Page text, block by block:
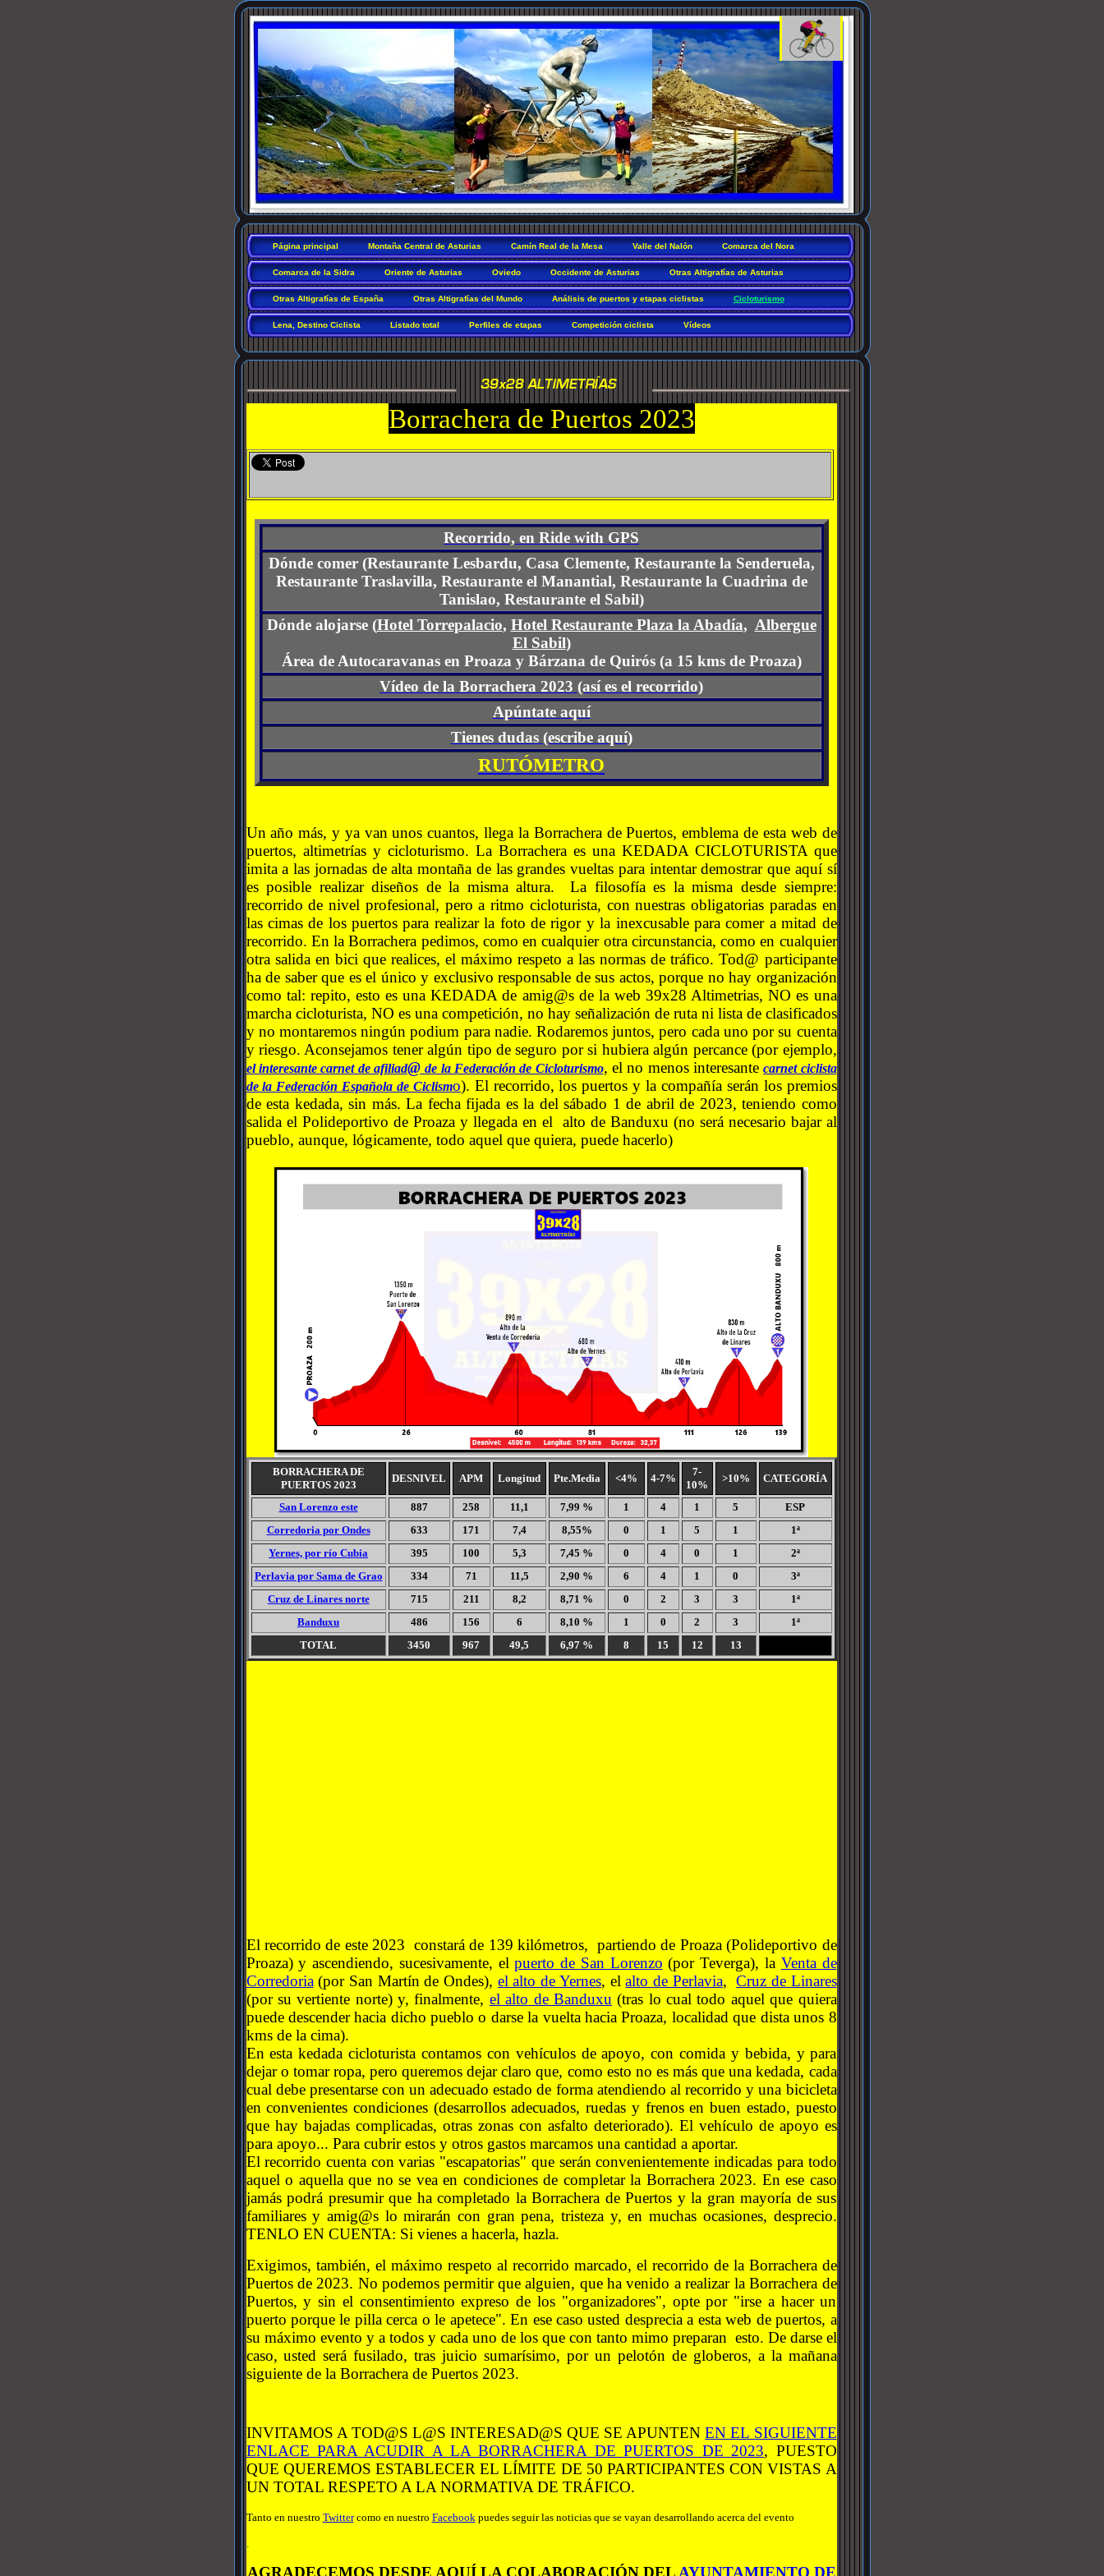
Página principal Montaña Central de Asturias Camín Real de la Mesa Valle del Nalón Comarca del Nora
Comarca de la Sidra Oriente de Asturias Oviedo Occidente de Asturias Otras Altigrafías de Asturias
Otras Altigrafías de España Otras Altigrafías del Mundo Análisis de puertos y etapas ciclistas Cicloturismo
Lena, Destino Ciclista Listado total Perfiles de etapas Competición ciclista Vídeos
Borrachera de Puertos 2023
Recorrido, en Ride with GPS
Dónde comer (Restaurante Lesbardu, Casa Clemente, Restaurante la Senderuela,
Restaurante Traslavilla, Restaurante el Manantial, Restaurante la Cuadrina de
Tanislao, Restaurante el Sabil)
Dónde alojarse (Hotel Torrepalacio, Hotel Restaurante Plaza la Abadía, Albergue
El Sabil)
Área de Autocaravanas en Proaza y Bárzana de Quirós (a 15 kms de Proaza)
Vídeo de la Borrachera 2023 (así es el recorrido)
Apúntate aquí
Tienes dudas (escribe aquí)
RUTÓMETRO
Un año más, y ya van unos cuantos, llega la Borrachera de Puertos, emblema de esta web de
puertos, altimetrías y cicloturismo. La Borrachera es una KEDADA CICLOTURISTA que
imita a las jornadas de alta montaña de las grandes vueltas para intentar demostrar que aquí sí
es posible realizar diseños de la misma altura.La filosofía es la misma desde siempre:
recorrido de nivel profesional, pero a ritmo cicloturista, con nuestras obligatorias paradas en
las cimas de los puertos para realizar la foto de rigor y la inexcusable para comer a mitad de
recorrido. En la Borrachera pedimos, como en cualquier otra circunstancia, como en cualquier
otra salida en bici que realices, el máximo respeto a las normas de tráfico. Tod@ participante
ha de saber que es el único y exclusivo responsable de sus actos, porque no hay organización
como tal: repito, esto es una KEDADA de amig@s de la web 39x28 Altimetrias, NO es una
marcha cicloturista, NO es una competición, no hay señalización de ruta ni lista de clasificados
y no montaremos ningún podium para nadie. Rodaremos juntos, pero cada uno por su cuenta
y riesgo. Aconsejamos tener algún tipo de seguro por si hubiera algún percance (por ejemplo,
el interesante carnet de afiliad@ de la Federación de Cicloturismo, el no menos interesantecarnet ciclista
de la Federación Española de Ciclismo). El recorrido, los puertos y la compañía serán los premios
de esta kedada, sin más. La fecha fijada es la del sábado 1 de abril de 2023, teniendo como
salida el Polideportivo de Proaza y llegada en el alto de Banduxu (no será necesario bajar al
pueblo, aunque, lógicamente, todo aquel que quiera, puede hacerlo)
BORRACHERA DE
PUERTOS 2023
DESNIVEL APM Longitud Pte.Media <4% 4-7%
7-
10%
>10% CATEGORÍA
San Lorenzo este 887 258 11,1 7,99 % 1 4 1 5
ESP
Corredoria por Ondes
633 171 7,4 8,55% 0 1 5 1
1ª
Yernes, por río Cubia
395 100 5,3 7,45 % 0 4 0 1
2ª
Perlavia por Sama de Grao
334 71 11,5 2,90 % 6 4 1 0
3ª
Cruz de Linares norte
715 211 8,2 8,71 % 0 2 3 3
1ª
Banduxu
486 156 6 8,10 % 1 0 2 3
1ª
TOTAL
3450 967 49,5 6,97 % 8 15 12 13
El recorrido de este 2023 constará de 139 kilómetros, partiendo de Proaza (Polideportivo de
Proaza) y ascendiendo, sucesivamente, elpuerto de San Lorenzo (por Teverga), la Venta de
Corredoria(por San Martín de Ondes), el alto de Yernes, elalto de Perlavia, Cruz de Linares
(por su vertiente norte) y, finalmente, el alto de Banduxu (tras lo cual todo aquel que quiera
puede descender hacia dicho pueblo o darse la vuelta hacia Proaza, localidad que dista unos 8
kms de la cima).
En esta kedada cicloturista contamos con vehículos de apoyo, con comida y bebida, y para
dejar o tomar ropa, pero queremos dejar claro que, como esto no es más que una kedada, cada
cual debe presentarse con un adecuado estado de forma atendiendo al recorrido y una bicicleta
en convenientes condiciones (desarrollos adecuados, ruedas y frenos en buen estado, puesto
que hay bajadas complicadas, otras zonas con asfalto deteriorado). El vehículo de apoyo es
para apoyo... Para cubrir estos y otros gastos marcamos una cantidad a aportar.
El recorrido cuenta con varias "escapatorias" que serán convenientemente indicadas para todo
aquel o aquella que no se vea en condiciones de completar la Borrachera 2023. En ese caso
jamás podrá presumir que ha completado la Borrachera de Puertos y la gran mayoría de sus
familiares y amig@s lo mirarán con gran pena, tristeza y, en muchas ocasiones, desprecio.
TENLO EN CUENTA: Si vienes a hacerla, hazla.
Exigimos, también, el máximo respeto al recorrido marcado, el recorrido de la Borrachera de
Puertos de 2023. No podemos permitir que alguien, que ha venido a realizar la Borrachera de
Puertos, y sin el consentimiento expreso de los "organizadores", opte por "irse a hacer un
puerto porque le pilla cerca o le apetece". En ese caso usted desprecia a esta web de puertos, a
su máximo evento y a todos y cada uno de los que con tanto mimo preparan esto. De darse el
caso, usted será fusilado, tras juicio sumarísimo, por un pelotón de globeros, a la mañana
siguiente de la Borrachera de Puertos 2023.
INVITAMOS A TOD@S L@S INTERESAD@S QUE SE APUNTENEN EL SIGUIENTE
ENLACE PARA ACUDIR A LA BORRACHERA DE PUERTOS DE 2023, PUESTO
QUE QUEREMOS ESTABLECER EL LÍMITE DE 50 PARTICIPANTES CON VISTAS A
UN TOTAL RESPETO A LA NORMATIVA DE TRÁFICO.
Tanto en nuestro Twittercomo en nuestro Facebookpuedes seguir las noticias que se vayan desarrollando acerca del evento
.
AGRADECEMOS DESDE AQUÍ LA COLABORACIÓN DEL AYUNTAMIENTO DE